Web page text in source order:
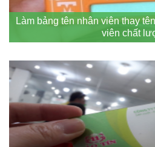
Làm bảng tên nhân viên thay
viên chất